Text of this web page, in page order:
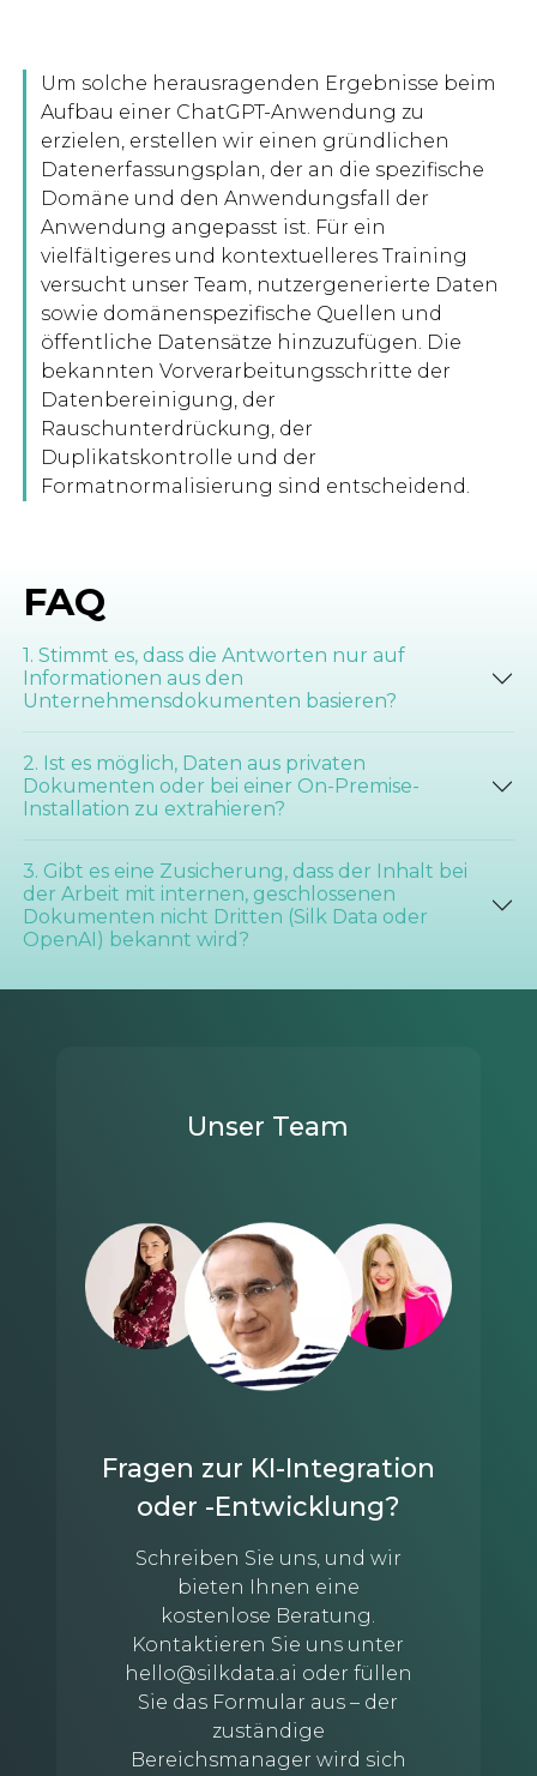
Um solche herausragenden Ergebnisse beim
Aufbau einer ChatGPT-Anwendung zu
erzielen, erstellen wir einen gründlichen
Datenerfassungsplan, der an die spezifische
Domäne und den Anwendungsfall der
Anwendung angepasst ist. Für ein
vielfältigeres und kontextuelleres Training
versucht unser Team, nutzergenerierte Daten
sowie domänenspezifische Quellen und
öffentliche Datensätze hinzuzufügen. Die
bekannten Vorverarbeitungsschritte der
Datenbereinigung, der
Rauschunterdrückung, der
Duplikatskontrolle und der
Formatnormalisierung sind entscheidend.
FAQ
1. Stimmt es, dass die Antworten nur auf
Informationen aus den
Unternehmensdokumenten basieren?
2. Ist es möglich, Daten aus privaten
Dokumenten oder bei einer On-Premise-
Installation zu extrahieren?
3. Gibt es eine Zusicherung, dass der Inhalt bei
der Arbeit mit internen, geschlossenen
Dokumenten nicht Dritten (Silk Data oder
OpenAI) bekannt wird?
Unser Team
Fragen zur KI-Integration
oder -Entwicklung?
Schreiben Sie uns, und wir
bieten Ihnen eine
kostenlose Beratung.
Kontaktieren Sie uns unter
hello@silkdata.ai oder füllen
Sie das Formular aus – der
zuständige
Bereichsmanager wird sich